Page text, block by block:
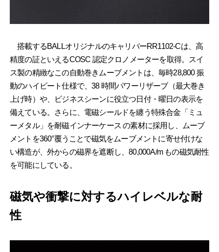
搭載するBALLオリジナルのキャリバーRR1102-Cは、高
精度の証といえるCOSC 認定クロノメーターを取得。スイ
ス製の精緻なこの自動巻きムーブメントは、毎時28,800 振
動のハイビート仕様で、38 時間パワーリザーブ（最大巻き
上げ時）や、ビジネスシーンに役立つ日付・曜日の表示を
備えている。さらに、電磁シールドを纏う特殊合金「ミュ
ーメタル」を耐磁インナーケース の素材に採用し、ムーブ
メントを360°覆うことで磁気をムーブメントに寄せ付けな
い構造が、外からの磁界を遮断し、80,000A/m もの磁気耐性
を可能にしている。
磁気や衝撃に対するハイレベルな耐
性